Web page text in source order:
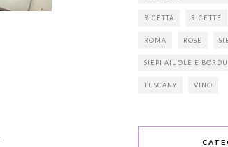
RICETTA RICETTE
ROMA ROSE
SIEPI AIUOLE E
TUSCANY VINO